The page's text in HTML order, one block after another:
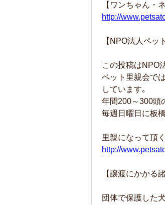
【ワンちゃん・
http://
【NPO法人ペッ
この投稿はNPO
ペット里親会で
しています｡
年間200～300頭
毎週日曜日に板
里親になって頂
http://
【譲渡にかかる
団体で保護した